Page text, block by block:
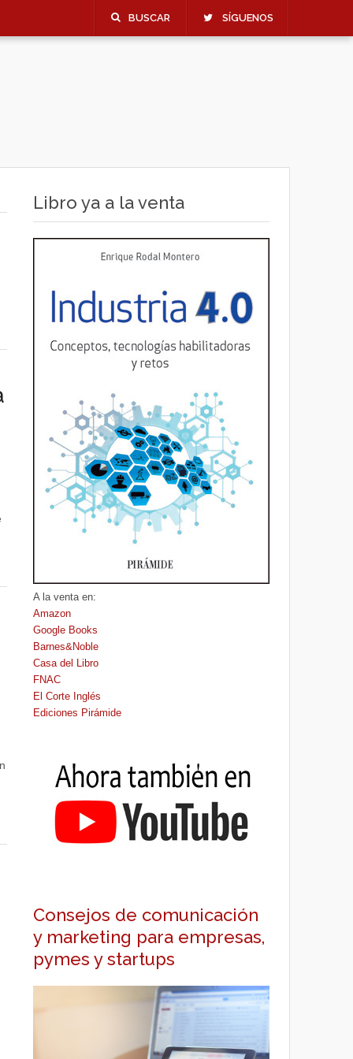
BUSCAR SÍGUENOS
Libro ya a la venta
A la venta en:
Amazon
Google Books
Barnes&Noble
Casa del Libro
FNAC
El Corte Inglés
Ediciones Pirámide
Consejos de comunicación
y marketing para empresas,
pymes y startups